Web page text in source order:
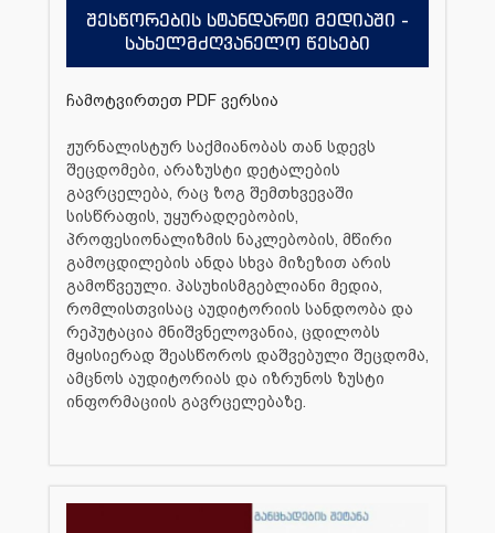
შესწორების სტანდარტი მედიაში -
სახელმძღვანელო წესები
ჩამოტვირთეთ PDF ვერსია
ჟურნალისტურ საქმიანობას თან სდევს
შეცდომები, არაზუსტი დეტალების
გავრცელება, რაც ზოგ შემთხვევაში
სისწრაფის, უყურადღებობის,
პროფესიონალიზმის ნაკლებობის, მწირი
გამოცდილების ანდა სხვა მიზეზით არის
გამოწვეული. პასუხისმგებლიანი მედია,
რომლისთვისაც აუდიტორიის სანდოობა და
რეპუტაცია მნიშვნელოვანია, ცდილობს
მყისიერად შეასწოროს დაშვებული შეცდომა,
ამცნოს აუდიტორიას და იზრუნოს ზუსტი
ინფორმაციის გავრცელებაზე.